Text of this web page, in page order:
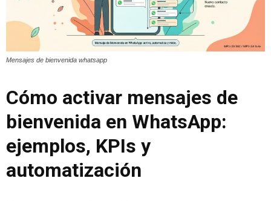
Mensajes de bienvenida whatsapp
Cómo activar mensajes de
bienvenida en WhatsApp:
ejemplos, KPIs y
automatización